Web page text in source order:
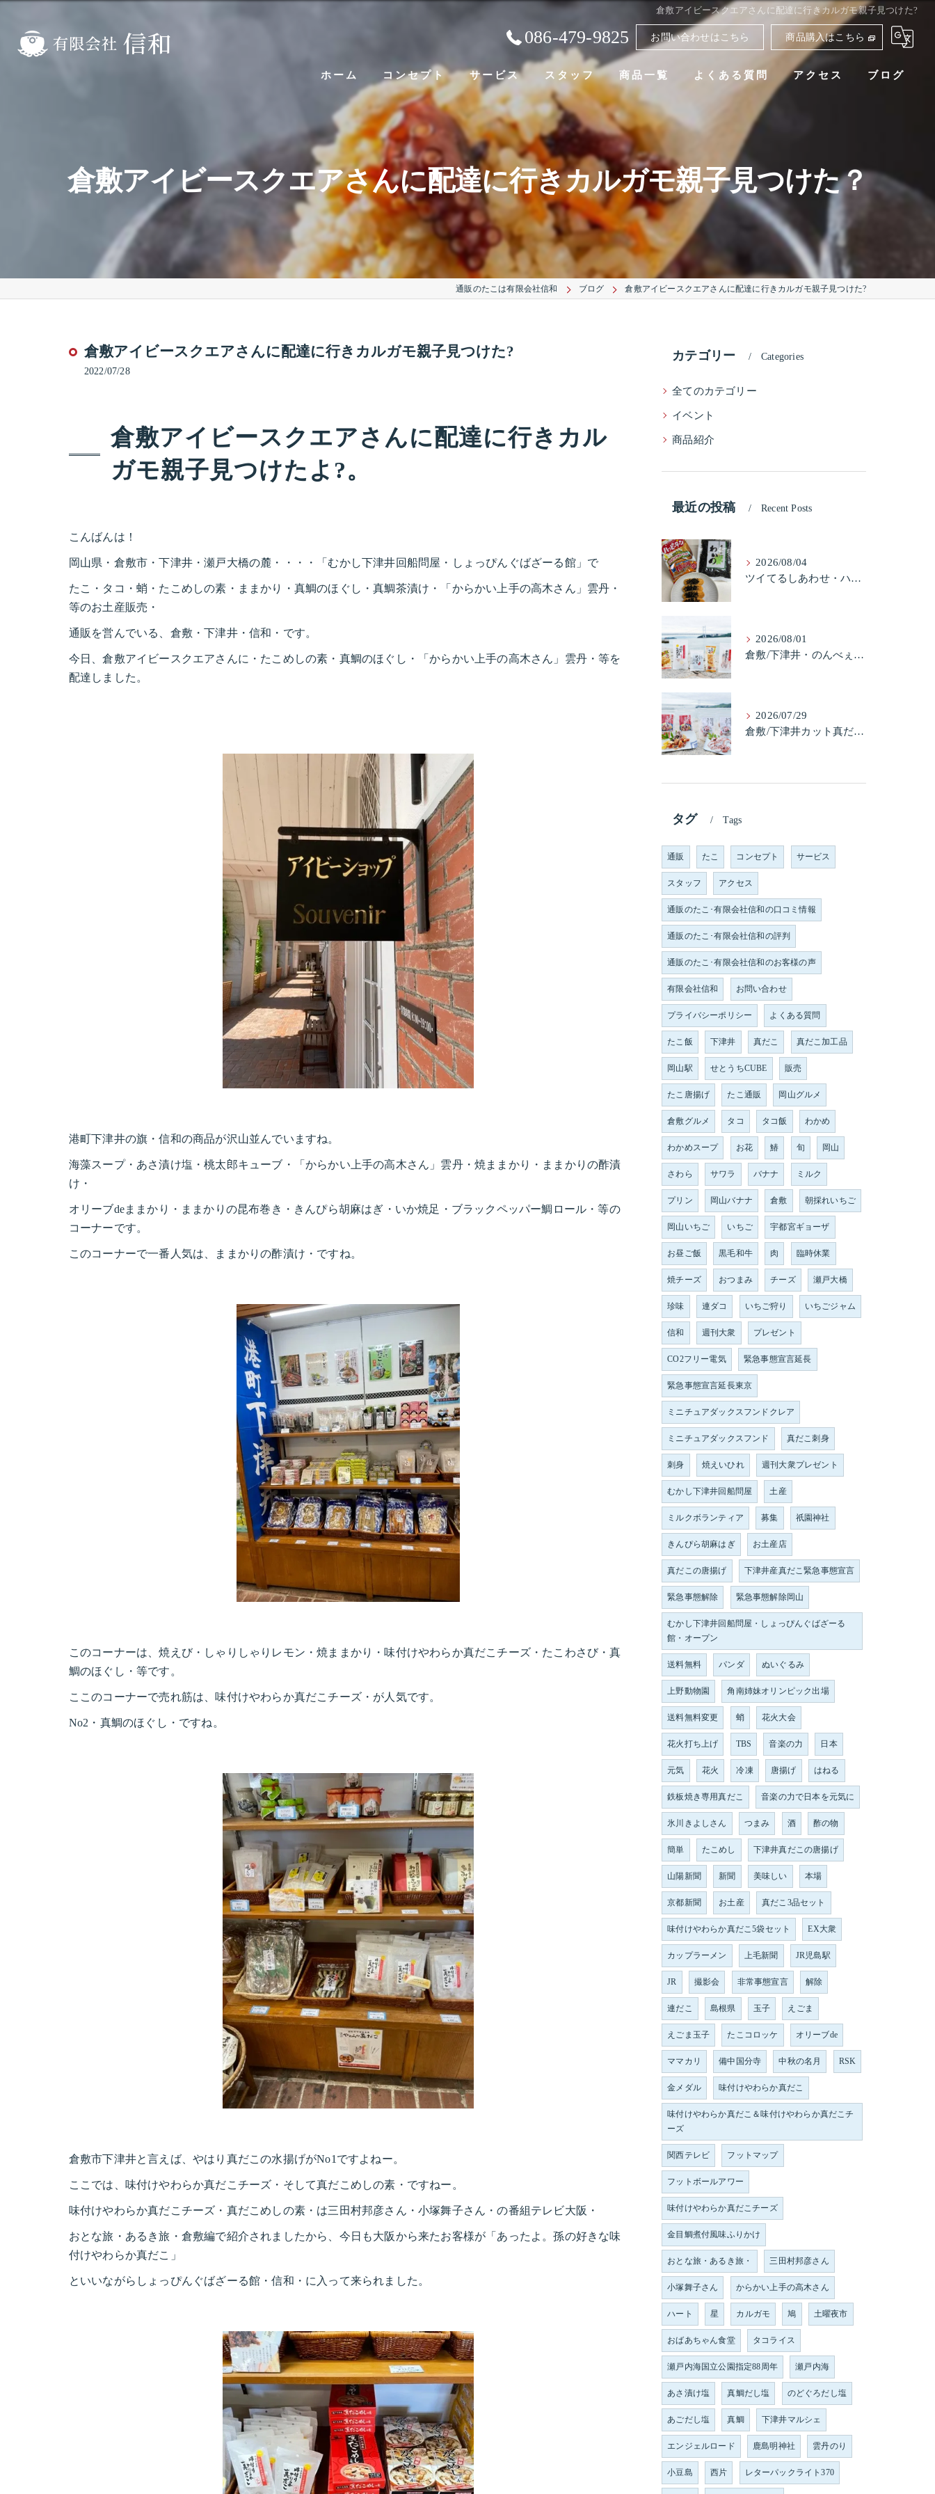
倉敷アイビースクエアさんに配達に行きカルガモ親子見つけた?
086-479-9825 お問い合わせはこちら 商品購入はこちら
ホーム コンセプト サービス スタッフ 商品一覧 よくある質問 アクセス ブログ
倉敷アイビースクエアさんに配達に行きカルガモ親子見つけた？
通販のたこは有限会社信和 ブログ 倉敷アイビースクエアさんに配達に行きカルガモ親子見つけた?
倉敷アイビースクエアさんに配達に行きカルガモ親子見つけた?
2022/07/28
倉敷アイビースクエアさんに配達に行きカル
ガモ親子見つけたよ?。
こんばんは！
岡山県・倉敷市・下津井・瀬戸大橋の麓・・・・「むかし下津井回船問屋・しょっぴんぐばざーる館」で
たこ・タコ・蛸・たこめしの素・ままかり・真鯛のほぐし・真鯛茶漬け・「からかい上手の高木さん」雲丹・
等のお土産販売・
通販を営んでいる、倉敷・下津井・信和・です。
今日、倉敷アイビースクエアさんに・たこめしの素・真鯛のほぐし・「からかい上手の高木さん」雲丹・等を
配達しました。
港町下津井の旗・信和の商品が沢山並んでいますね。
海藻スープ・あさ漬け塩・桃太郎キューブ・「からかい上手の高木さん」雲丹・焼ままかり・ままかりの酢漬
け・
オリーブdeままかり・ままかりの昆布巻き・きんぴら胡麻はぎ・いか焼足・ブラックペッパー鯛ロール・等の
コーナーです。
このコーナーで一番人気は、ままかりの酢漬け・ですね。
このコーナーは、焼えび・しゃりしゃりレモン・焼ままかり・味付けやわらか真だこチーズ・たこわさび・真
鯛のほぐし・等です。
ここのコーナーで売れ筋は、味付けやわらか真だこチーズ・が人気です。
No2・真鯛のほぐし・ですね。
倉敷市下津井と言えば、やはり真だこの水揚げがNo1ですよねー。
ここでは、味付けやわらか真だこチーズ・そして真だこめしの素・ですねー。
味付けやわらか真だこチーズ・真だこめしの素・は三田村邦彦さん・小塚舞子さん・の番組テレビ大阪・
おとな旅・あるき旅・倉敷編で紹介されましたから、今日も大阪から来たお客様が「あったよ。孫の好きな味
付けやわらか真だこ」
といいながらしょっぴんぐばざーる館・信和・に入って来られました。
カテゴリー Categories
全てのカテゴリー
イベント
商品紹介
最近の投稿 Recent Posts
2026/08/04
ツイてるしあわせ・ハッピーターンと柿の種とそふとわかめふりかけとタコふりかけ・ハッピーコラボレーション
2026/08/01
倉敷/下津井・のんべぇ5品セット（たこちく、たこ玉、味付のり、串酢だこ、味付けけやわらか真だこチーズ）3歳のお子様も大好きなんですよ。
2026/07/29
倉敷/下津井カット真だこ＆倉敷/下津井真だこ唐揚げ・セット人気です。
タグ Tags
通販 たこ コンセプト サービス
スタッフ アクセス
通販のたこ･有限会社信和の口コミ情報
通販のたこ･有限会社信和の評判
通販のたこ･有限会社信和のお客様の声
有限会社信和 お問い合わせ
プライバシーポリシー よくある質問
たこ飯 下津井 真だこ 真だこ加工品
岡山駅 せとうちCUBE 販売
たこ唐揚げ たこ通販 岡山グルメ
倉敷グルメ タコ タコ飯 わかめ
わかめスープ お花 鰆 旬 岡山
さわら サワラ バナナ ミルク
プリン 岡山バナナ 倉敷 朝採れいちご
岡山いちご いちご 宇都宮ギョーザ
お昼ご飯 黒毛和牛 肉 臨時休業
焼チーズ おつまみ チーズ 瀬戸大橋
珍味 連ダコ いちご狩り いちごジャム
信和 週刊大衆 プレゼント
CO2フリー電気 緊急事態宣言延長
緊急事態宣言延長東京
ミニチュアダックスフンドクレア
ミニチュアダックスフンド 真だこ刺身
刺身 焼えいひれ 週刊大衆プレゼント
むかし下津井回船問屋 土産
ミルクボランティア 募集 祇園神社
きんぴら胡麻はぎ お土産店
真だこの唐揚げ 下津井産真だこ緊急事態宣言
緊急事態解除 緊急事態解除岡山
むかし下津井回船問屋・しょっぴんぐばざーる
館・オープン
送料無料 パンダ ぬいぐるみ
上野動物園 角南姉妹オリンピック出場
送料無料変更 蛸 花火大会
花火打ち上げ TBS 音楽の力 日本
元気 花火 冷凍 唐揚げ はねる
鉄板焼き専用真だこ 音楽の力で日本を元気に
氷川きよしさん つまみ 酒 酢の物
簡単 たこめし 下津井真だこの唐揚げ
山陽新聞 新聞 美味しい 本場
京都新聞 お土産 真だこ3品セット
味付けやわらか真だこ5袋セット EX大衆
カップラーメン 上毛新聞 JR児島駅
JR 撮影会 非常事態宣言 解除
連だこ 島根県 玉子 えごま
えごま玉子 たこコロッケ オリーブde
ママカリ 備中国分寺 中秋の名月 RSK
金メダル 味付けやわらか真だこ
味付けやわらか真だこ＆味付けやわらか真だこチ
ーズ
関西テレビ フットマップ
フットボールアワー
味付けやわらか真だこチーズ
金目鯛煮付風味ふりかけ
おとな旅・あるき旅・ 三田村邦彦さん
小塚舞子さん からかい上手の高木さん
ハート 星 カルガモ 鳩 土曜夜市
おばあちゃん食堂 タコライス
瀬戸内海国立公園指定88周年 瀬戸内海
あさ漬け塩 真鯛だし塩 のどぐろだし塩
あごだし塩 真鯛 下津井マルシェ
エンジェルロード 鹿島明神社 雲丹のり
小豆島 西片 レターパックライト370